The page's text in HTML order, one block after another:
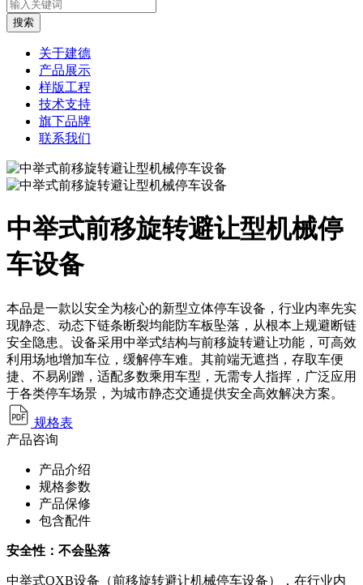
搜索
关于建德
产品展示
样版工程
技术支持
旗下品牌
联系我们
中举式前移旋转避让型机械停
车设备
本品是一款以安全为核心的新型立体停车设备，行业内率先实
现静态、动态下链条断裂均能防车板坠落，从根本上规避断链
安全隐患。设备采用中举式结构与前移旋转避让功能，可高效
利用场地增加车位，缓解停车难。其前端无遮挡，存取车便
捷、不易剐蹭，适配多数乘用车型，无需专人指挥，广泛应用
于各类停车场景，为城市静态交通提供安全高效解决方案。
规格表
产品咨询
产品介绍
规格参数
产品保修
包含配件
安全性：不会坠落
中举式QXB设备（前移旋转避让机械停车设备），在行业内